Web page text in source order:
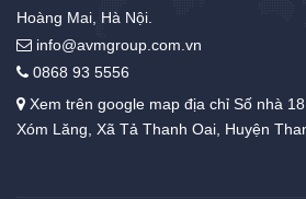
Hoàng Mai, Hà Nội.
info@avmgroup.com.vn
0868 93 5556
Xem trên google map địa chỉ Số nhà
Xóm Lăng, Xã Tả Thanh Oai, Huyện